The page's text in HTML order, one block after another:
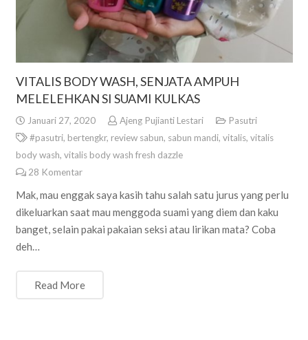
VITALIS BODY WASH, SENJATA AMPUH
MELELEHKAN SI SUAMI KULKAS
Januari 27, 2020 Ajeng Pujianti Lestari
Pasutri
#pasutri, bertengkr, review sabun, sabun mandi, vitalis, vitalis
body wash, vitalis body wash fresh dazzle
28 Komentar
Mak, mau enggak saya kasih tahu salah satu jurus yang perlu
dikeluarkan saat mau menggoda suami yang diem dan kaku
banget, selain pakai pakaian seksi atau lirikan mata? Coba
deh…
Read More